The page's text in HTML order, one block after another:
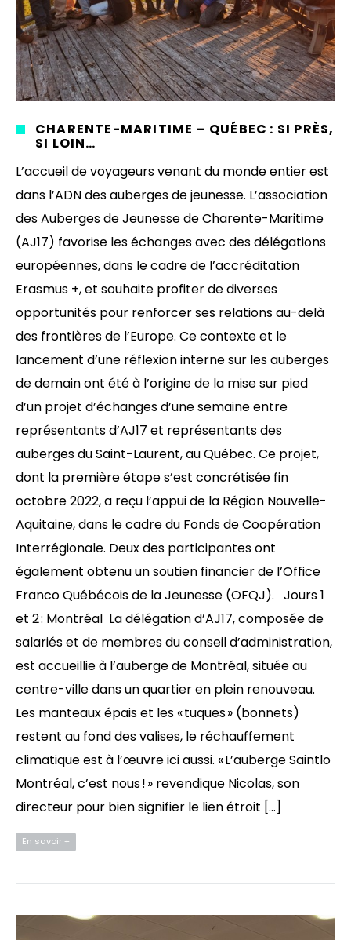
CHARENTE-MARITIME – QUÉBEC : SI PRÈS,
SI LOIN…
L’accueil de voyageurs venant du monde entier est
dans l’ADN des auberges de jeunesse. L’association
des Auberges de Jeunesse de Charente-Maritime
(AJ17) favorise les échanges avec des délégations
européennes, dans le cadre de l’accréditation
Erasmus +, et souhaite profiter de diverses
opportunités pour renforcer ses relations au-delà
des frontières de l’Europe. Ce contexte et le
lancement d’une réflexion interne sur les auberges
de demain ont été à l’origine de la mise sur pied
d’un projet d’échanges d’une semaine entre
représentants d’AJ17 et représentants des
auberges du Saint-Laurent, au Québec. Ce projet,
dont la première étape s’est concrétisée fin
octobre 2022, a reçu l’appui de la Région Nouvelle-
Aquitaine, dans le cadre du Fonds de Coopération
Interrégionale. Deux des participantes ont
également obtenu un soutien financier de l’Office
Franco Québécois de la Jeunesse (OFQJ). Jours 1
et 2 : Montréal La délégation d’AJ17, composée de
salariés et de membres du conseil d’administration,
est accueillie à l’auberge de Montréal, située au
centre-ville dans un quartier en plein renouveau.
Les manteaux épais et les « tuques » (bonnets)
restent au fond des valises, le réchauffement
climatique est à l’œuvre ici aussi. « L’auberge Saintlo
Montréal, c’est nous ! » revendique Nicolas, son
directeur pour bien signifier le lien étroit […]
En savoir +